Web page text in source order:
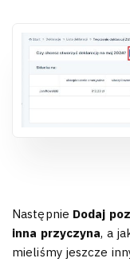
Następnie Dodaj
inna przyczyna, a
mieliśmy jeszcze